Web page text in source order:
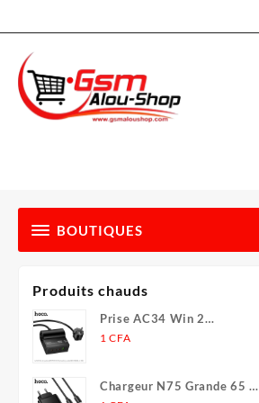
BOUTIQUES
Produits chauds
Prise AC34 Win 2
(PD70W/301/ de bureau)
1CFA
Chargeur N75 Grande 65 W